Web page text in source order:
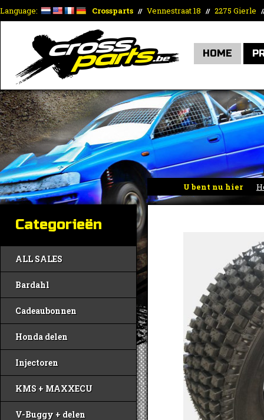
Language: Crossparts // Vennestraat 18 // 2275 Gierle
HOME
U bent nu hier
Categorieën
ALL SALES
Bardahl
Cadeaubonnen
Honda delen
Injectoren
KMS + MAXXECU
V-Buggy + delen